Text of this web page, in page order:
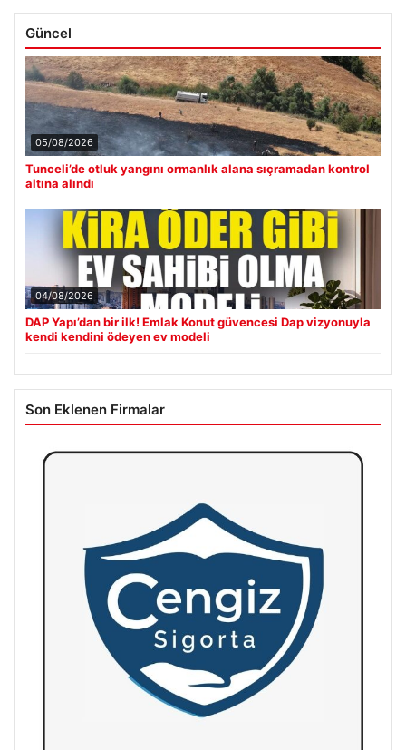
Güncel
05/08/2026
Tunceli’de otluk yangını ormanlık alana sıçramadan kontrol
altına alındı
04/08/2026
DAP Yapı’dan bir ilk! Emlak Konut güvencesi Dap vizyonuyla
kendi kendini ödeyen ev modeli
Son Eklenen Firmalar